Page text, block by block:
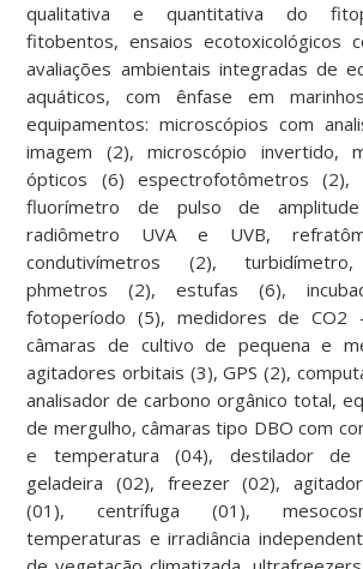
qualitativa e quantitativa do
fitobentos, ensaios ecotoxicológicos
avaliações ambientais integradas de
aquáticos, com ênfase em
equipamentos: microscópios com
imagem (2), microscópio invertido,
ópticos (6) espectrofotômetros (2),
fluorímetro de pulso de amplitude
radiômetro UVA e UVB,
condutivímetros (2),
phmetros (2), estufas (6),
fotoperíodo (5), medidores de CO2
câmaras de cultivo de pequena e
agitadores orbitais (3), GPS (2),
analisador de carbono orgânico total,
de mergulho, câmaras tipo DBO com
e temperatura (04), destilador de
geladeira (02), freezer (02),
(01), centrífuga (01),
temperaturas e irradiância